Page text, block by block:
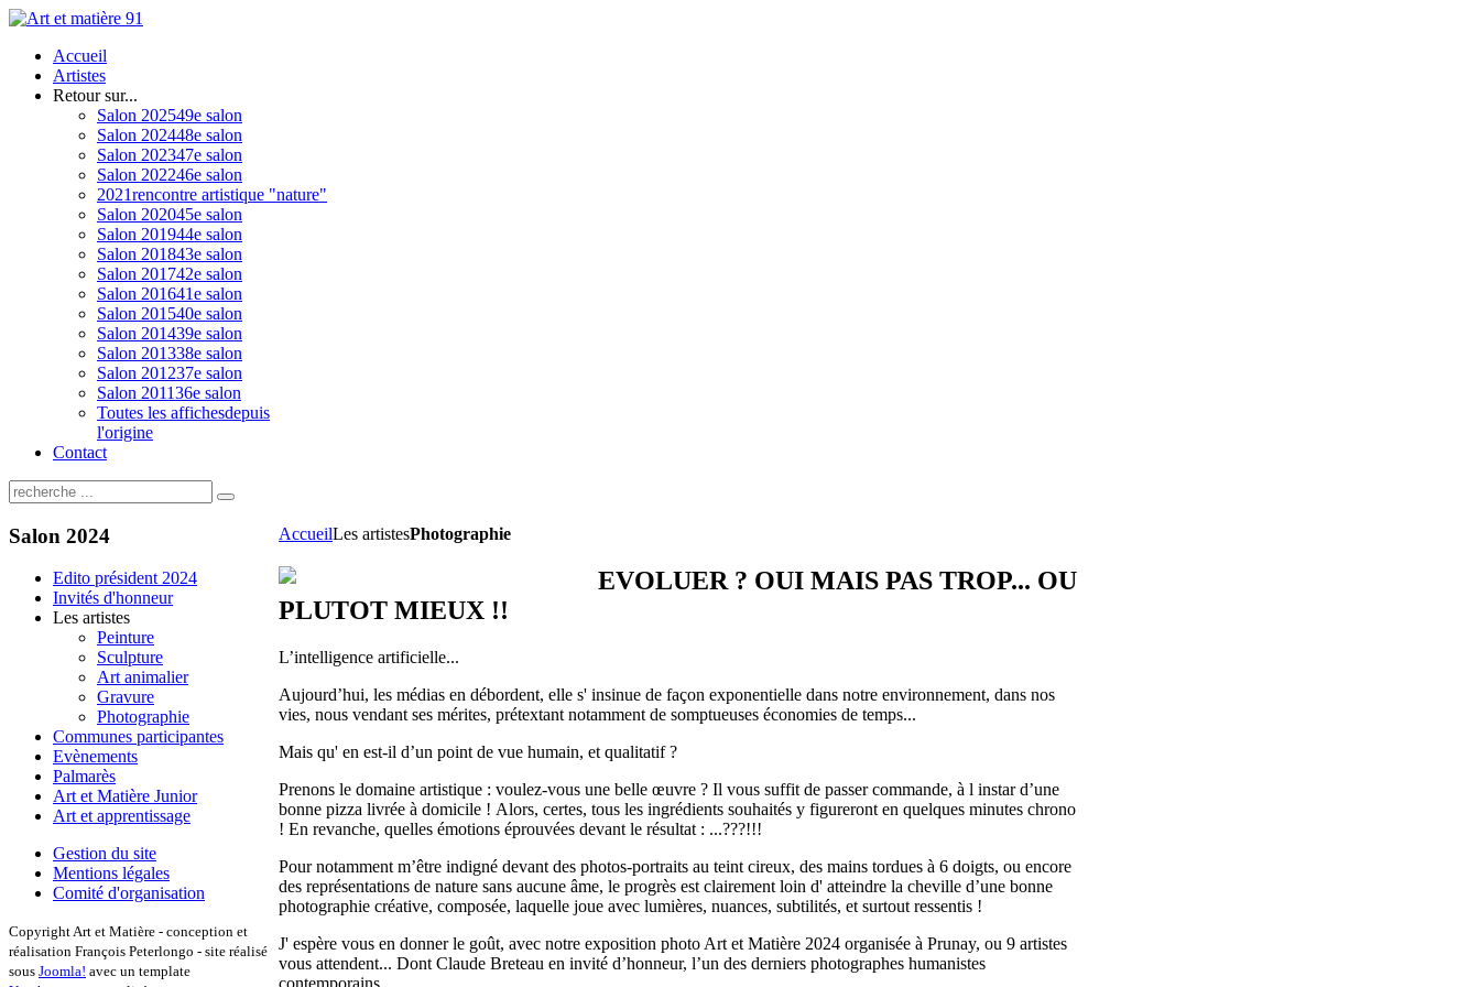
Accueil
Artistes
Retour sur...
Salon 202549e salon
Salon 202448e salon
Salon 202347e salon
Salon 202246e salon
2021rencontre artistique "nature"
Salon 202045e salon
Salon 201944e salon
Salon 201843e salon
Salon 201742e salon
Salon 201641e salon
Salon 201540e salon
Salon 201439e salon
Salon 201338e salon
Salon 201237e salon
Salon 201136e salon
Toutes les affichesdepuis
l'origine
Contact
AccueilLes artistesPhotographie
EVOLUER ? OUI MAIS PAS TROP... OU
PLUTOT MIEUX !!
L’intelligence artificielle...
Aujourd’hui, les médias en débordent, elle s' insinue de façon exponentielle dans notre environnement, dans nos
vies, nous vendant ses mérites, prétextant notamment de somptueuses économies de temps...
Mais qu' en est-il d’un point de vue humain, et qualitatif ?
Prenons le domaine artistique : voulez-vous une belle œuvre ? Il vous suffit de passer commande, à l instar d’une
bonne pizza livrée à domicile ! Alors, certes, tous les ingrédients souhaités y figureront en quelques minutes chrono
! En revanche, quelles émotions éprouvées devant le résultat : ...???!!!
Pour notamment m’être indigné devant des photos-portraits au teint cireux, des mains tordues à 6 doigts, ou encore
des représentations de nature sans aucune âme, le progrès est clairement loin d' atteindre la cheville d’une bonne
photographie créative, composée, laquelle joue avec lumières, nuances, subtilités, et surtout ressentis !
J' espère vous en donner le goût, avec notre exposition photo Art et Matière 2024 organisée à Prunay, ou 9 artistes
vous attendent... Dont Claude Breteau en invité d’honneur, l’un des derniers photographes humanistes
contemporains.
Salon 2024
Edito président 2024
Invités d'honneur
Les artistes
Peinture
Sculpture
Art animalier
Gravure
Photographie
Communes participantes
Evènements
Palmarès
Art et Matière Junior
Art et apprentissage
Gestion du site
Mentions légales
Comité d'organisation
Copyright Art et Matière - conception et
réalisation François Peterlongo - site réalisé
sous Joomla! avec un template